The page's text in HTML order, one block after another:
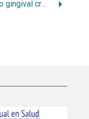
Fluido gingival crevicular como elemento diagnóstico de enfermedad periodontal